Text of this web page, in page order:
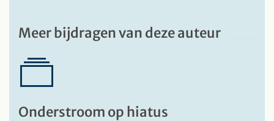
Meer bijdragen van deze auteur
Onderstroom op hiatus